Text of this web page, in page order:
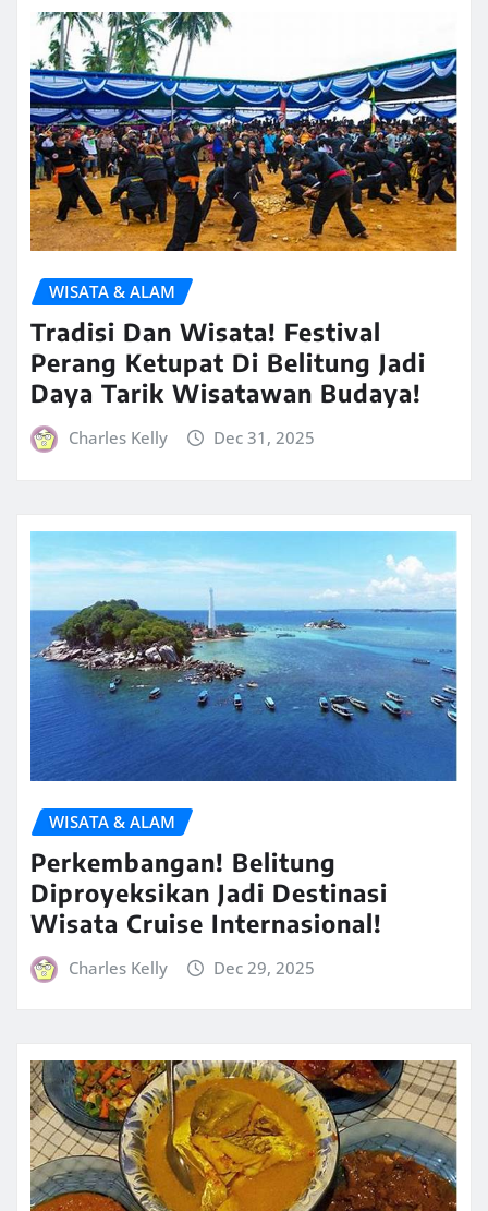
WISATA & ALAM
Tradisi Dan Wisata! Festival
Perang Ketupat Di Belitung Jadi
Daya Tarik Wisatawan Budaya!
Charles Kelly Dec 31, 2025
WISATA & ALAM
Perkembangan! Belitung
Diproyeksikan Jadi Destinasi
Wisata Cruise Internasional!
Charles Kelly Dec 29, 2025